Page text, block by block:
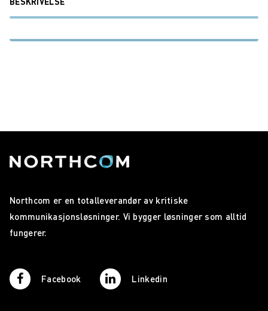
Northcom er en totalleverandør av kritiske
kommunikasjonsløsninger. Vi bygger løsninger som alltid
fungerer.
Facebook Linkedin